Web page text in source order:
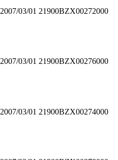
2007/03/01 21900BZX00272000
2007/03/01 21900BZX00276000
2007/03/01 21900BZX00274000